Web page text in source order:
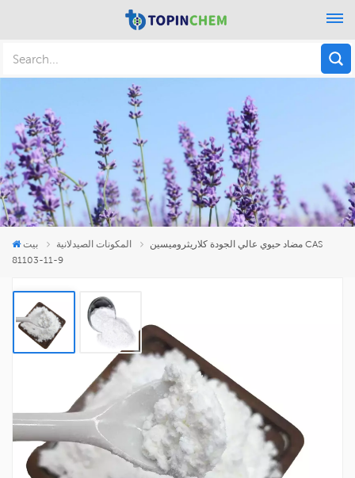
بيت المكونات الصيدلانية
مضاد حيوي عالي الجودة كلاريثروميسين CAS
81103-11-9
مضاد حيوي عالي الجودة كلاريثروميسين CAS
81103-11-9
كلاريثروميسين هو مضاد حيوي واسع الطيف، ينتمي إلى مجموعة الماكرولايد الحيوية.
وهو يلعب دوراً مضاداً للجراثيم بشكل رئيسي عن طريق تثبيط تخليق البروتينات